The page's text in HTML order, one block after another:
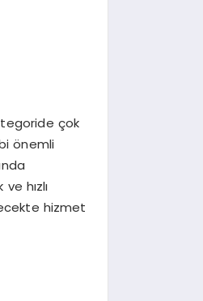
çok
önemli
hızlı
hizmet